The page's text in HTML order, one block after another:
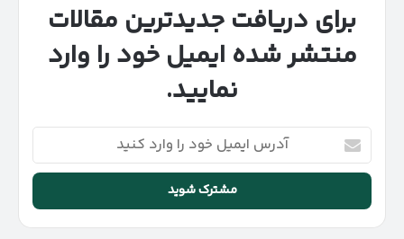
برای دریافت جدیدترین مقالات
منتشر شده ایمیل خود را وارد
نمایید.
آدرس
ایمیل
خود
وارد
کنید